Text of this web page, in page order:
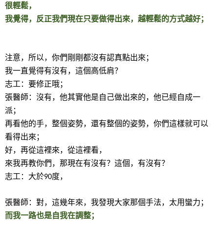
很輕鬆，
我覺得，反正我們現在只要做得出來，越輕鬆的方式越好；
注意，所以，你們剛剛都沒有認真點出來；
我一直覺得有沒有，這個高低肩？
志工：要修正哦；
張醫師：沒有，他其實他是自己做出來的，他已經自成一
派；
再看他的手，整個姿勢，還有整個的姿勢，你們這樣就可以
看得出來；
好，再從這裡來，從這裡看，
來我再教你們，那現在有沒有？這個，有沒有？
志工：大於90度，
張醫師：對，這幾年來，我發現大家那個手法，太用蠻力；
而我一路也是自我在調整；